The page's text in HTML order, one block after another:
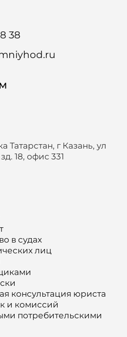
38
Татарстан, г Казань, ул
18, офис 331
в судах
лиц
консультация юриста
и комиссий
потребительскими